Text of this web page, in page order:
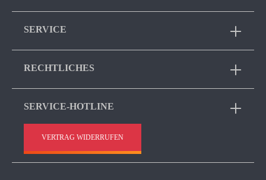
SERVICE
RECHTLICHES
SERVICE-HOTLINE
VERTRAG WIDERRUFEN